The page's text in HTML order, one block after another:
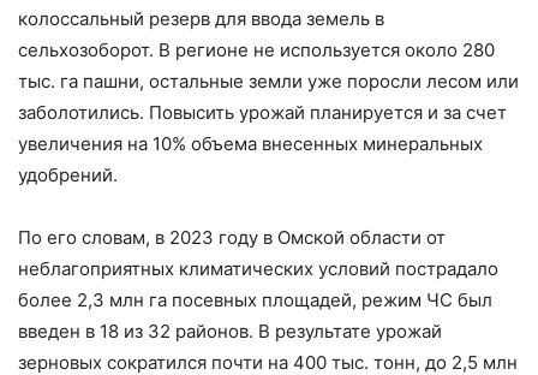
колоссальный резерв для ввода земель в
сельхозоборот. В регионе не используется около 280
тыс. га пашни, остальные земли уже поросли лесом или
заболотились. Повысить урожай планируется и за счет
увеличения на 10% объема внесенных минеральных
удобрений.
По его словам, в 2023 году в Омской области от
неблагоприятных климатических условий пострадало
более 2,3 млн га посевных площадей, режим ЧС был
введен в 18 из 32 районов. В результате урожай
зерновых сократился почти на 400 тыс. тонн, до 2,5 млн